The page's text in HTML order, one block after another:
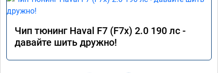
Чип тюнинг Haval F7 (F7x) 2.0 190 лс -
давайте шить дружно!